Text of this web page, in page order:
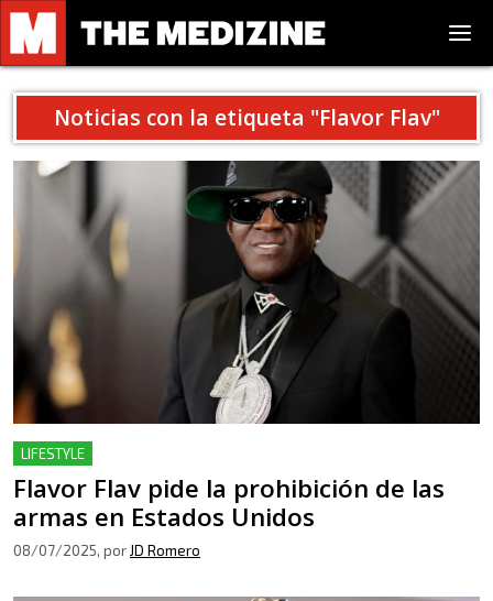
Noticias con la etiqueta "Flavor Flav"
LIFESTYLE
Flavor Flav pide la prohibición de las
armas en Estados Unidos
08/07/2025, por JD Romero